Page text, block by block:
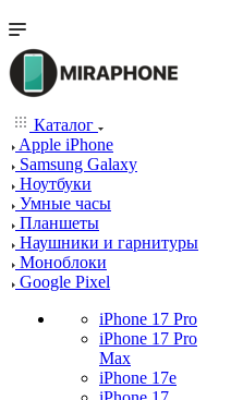
Каталог
Apple iPhone
Samsung Galaxy
Ноутбуки
Умные часы
Планшеты
Наушники и гарнитуры
Моноблоки
Google Pixel
iPhone 17 Pro
iPhone 17 Pro
Max
iPhone 17e